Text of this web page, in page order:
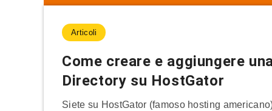
Articoli
Come creare e aggiungere
Directory su HostGator
Siete su HostGator (famoso hosting